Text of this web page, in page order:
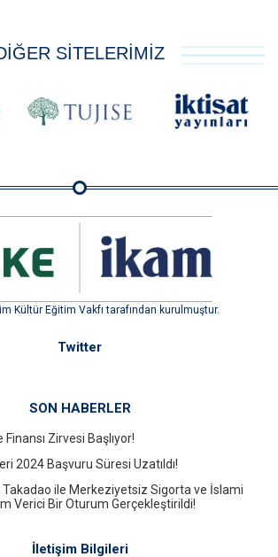
SİTELERİMİZ
Kültür Eğitim Vakfı tarafından kurulmuştur.
Twitter
SON HABERLER
Zirvesi Başlıyor!
2024 Başvuru Süresi Uzatıldı!
Takadao ile Merkeziyetsiz Sigorta ve İslami
Verici Bir Oturum Gerçekleştirildi!
İletişim Bilgileri